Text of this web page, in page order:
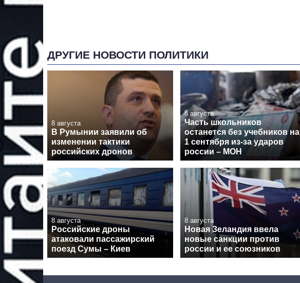
ДРУГИЕ НОВОСТИ ПОЛИТИКИ
8 августа
В Румынии заявили об
изменении тактики
российских дронов
8 августа
Часть школьников
останется без учебников на
1 сентября из-за ударов
россии – МОН
8 августа
Российские дроны
атаковали пассажирский
поезд Сумы – Киев
8 августа
Новая Зеландия ввела
новые санкции против
россии и ее союзников